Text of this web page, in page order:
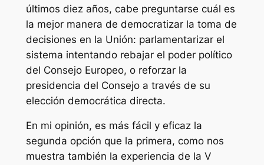
últimos diez años, cabe preguntarse cuál es
la mejor manera de democratizar la toma de
decisiones en la Unión: parlamentarizar el
sistema intentando rebajar el poder político
del Consejo Europeo, o reforzar la
presidencia del Consejo a través de su
elección democrática directa.
En mi opinión, es más fácil y eficaz la
segunda opción que la primera, como nos
muestra también la experiencia de la V